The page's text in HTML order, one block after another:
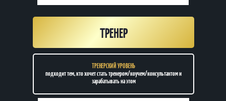
ТРЕНЕРСКИЙ УРОВЕНЬ
подходит тем, кто хочет стать тренером/коучем/консультантом и
зарабатывать на этом
ТРЕНЕР